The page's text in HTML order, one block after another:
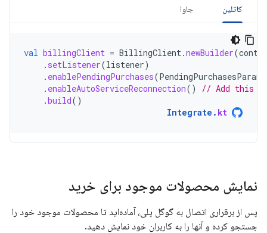
کاتلین جاوا
val billingClient = BillingClient.newBuilder(
. setListener(listener)
. enablePendingPurchases(PendingPurchasesParams
. enableAutoServiceReconnection()
// Add this
.build()
Integrate . kt
نمایش محصولات موجود برای خرید
پس از برقراری اتصال به گوگل پلی، آماده‌اید تا محصولات موجود خود را
جستجو کرده و آنها را به کاربران خود نمایش دهید.